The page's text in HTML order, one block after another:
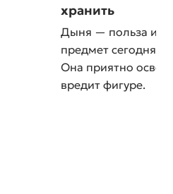
хранить
Дыня — польза и
предмет
Она приятно
вредит фигуре.